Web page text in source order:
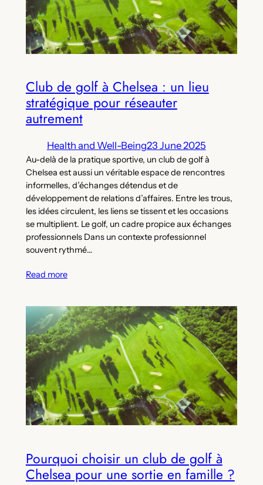
Club de golf à Chelsea : un lieu
stratégique pour réseauter
autrement
Health and Well-Being23 June 2025
Au-delà de la pratique sportive, un club de golf à
Chelsea est aussi un véritable espace de rencontres
informelles, d’échanges détendus et de
développement de relations d’affaires. Entre les trous,
les idées circulent, les liens se tissent et les occasions
se multiplient. Le golf, un cadre propice aux échanges
professionnels Dans un contexte professionnel
souvent rythmé…
Read more
Pourquoi choisir un club de golf à
Chelsea pour une sortie en famille ?